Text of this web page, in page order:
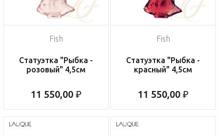
Fish
Статуэтка "Рыбка -
розовый" 4,5см
11 550,00 ₽
Fish
Статуэтка "Рыбка -
красный" 4,5см
11 550,00 ₽